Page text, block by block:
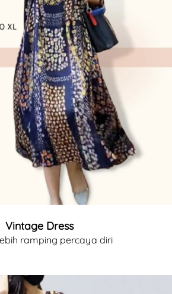
Vintage Dress
ramping percaya diri